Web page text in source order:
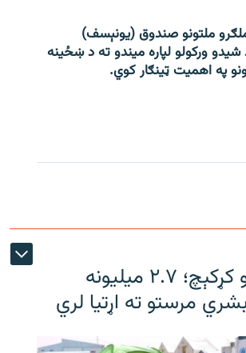
ملګرو ملتونو صندوق (یونېسف)
شیدو ورکولو لپاره میندو ته د ښځینه
په اهمیت ټینګار کوي.
د راستنېدونکو کړکېچ؛ ۲.۷ میلیونه
مرستو ته اړتیا لري